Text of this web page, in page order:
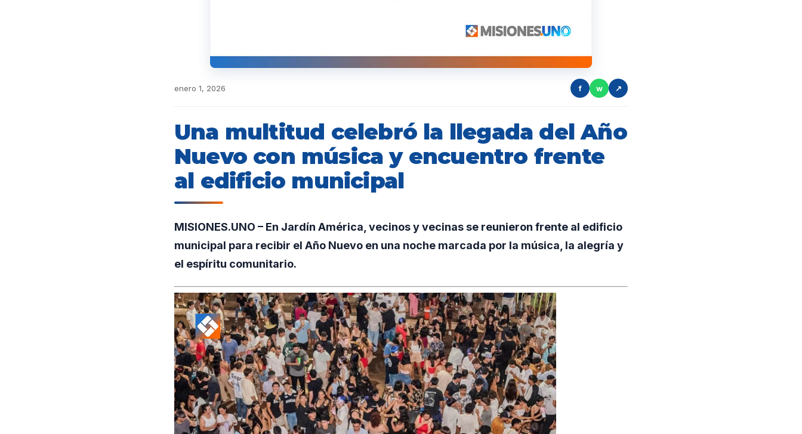
enero 1, 2026 f w ↗
Una multitud celebró la llegada del Año
Nuevo con música y encuentro frente
al edificio municipal
MISIONES.UNO – En Jardín América, vecinos y vecinas se reunieron frente al edificio
municipal para recibir el Año Nuevo en una noche marcada por la música, la alegría y
el espíritu comunitario.